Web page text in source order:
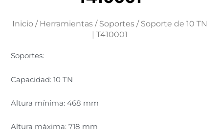
Inicio/ Herramientas/ Soportes/ Soporte de 10 TN
| T410001
Soportes:
Capacidad: 10 TN
Altura mínima: 468 mm
Altura máxima: 718 mm